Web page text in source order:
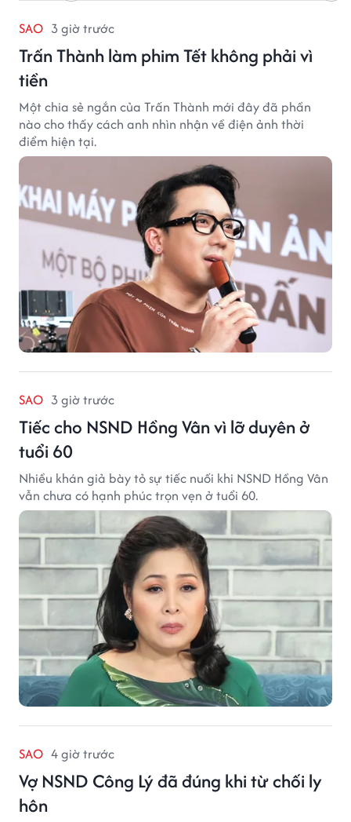
SAO 3 giờ trước
Trấn Thành làm phim Tết không phải vì
tiền
Một chia sẻ ngắn của Trấn Thành mới đây đã phần
nào cho thấy cách anh nhìn nhận về điện ảnh thời
điểm hiện tại.
SAO 3 giờ trước
Tiếc cho NSND Hồng Vân vì lỡ duyên ở
tuổi 60
Nhiều khán giả bày tỏ sự tiếc nuối khi NSND Hồng Vân
vẫn chưa có hạnh phúc trọn vẹn ở tuổi 60.
SAO 4 giờ trước
Vợ NSND Công Lý đã đúng khi từ chối ly
hôn